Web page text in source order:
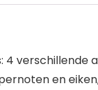
4 verschillende
en